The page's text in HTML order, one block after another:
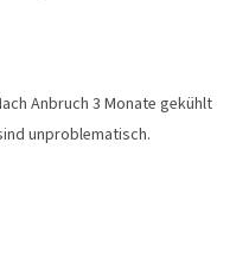
Anbruch 3 Monate gekühlt
unproblematisch.